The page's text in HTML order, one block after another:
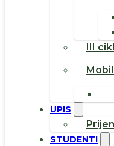
III
UPIS
STUDENTI